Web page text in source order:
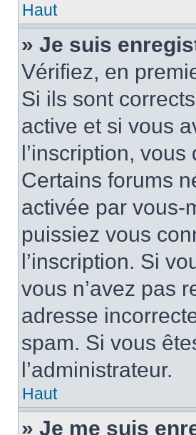
Haut
» Je suis
Vérifiez, en
Si ils sont
active et si vous
l’inscription,
Certains forums
activée par vous-
puissiez vous
l’inscription. Si
vous n’avez pas
adresse
spam. Si vous
l’administrateur.
Haut
» Je me suis